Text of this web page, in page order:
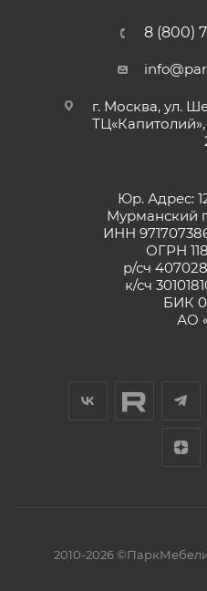
8 (800)
г. Москва, ул.
Юр. Адрес:
Мурманский
ИНН
ОГРН
р/сч
к/сч
БИК
АО
2010-2026